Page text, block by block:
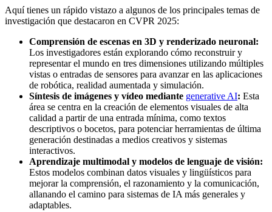
Aquí tienes un rápido vistazo a algunos de los principales temas de
investigación que destacaron en CVPR 2025:
Comprensión de escenas en 3D y renderizado neuronal:
Los investigadores están explorando cómo reconstruir y
representar el mundo en tres dimensiones utilizando múltiples
vistas o entradas de sensores para avanzar en las aplicaciones
de robótica, realidad aumentada y simulación.
Síntesis de imágenes y vídeo mediante generative AI: Esta
área se centra en la creación de elementos visuales de alta
calidad a partir de una entrada mínima, como textos
descriptivos o bocetos, para potenciar herramientas de última
generación destinadas a medios creativos y sistemas
interactivos.
Aprendizaje multimodal y modelos de lenguaje de visión:
Estos modelos combinan datos visuales y lingüísticos para
mejorar la comprensión, el razonamiento y la comunicación,
allanando el camino para sistemas de IA más generales y
adaptables.